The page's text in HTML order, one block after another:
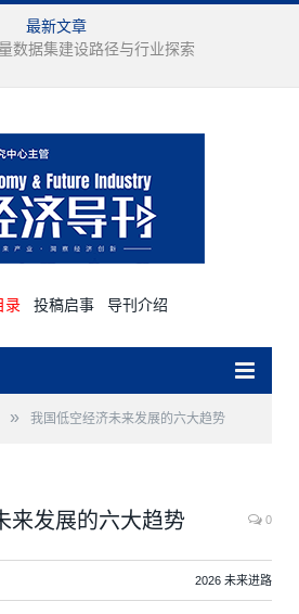
最新文章
培育壮大未来产业路径研究
录 投稿启事 导刊介绍
» 我国低空经济未来发展的六大趋势
来发展的六大趋势 0
2026 未来进路